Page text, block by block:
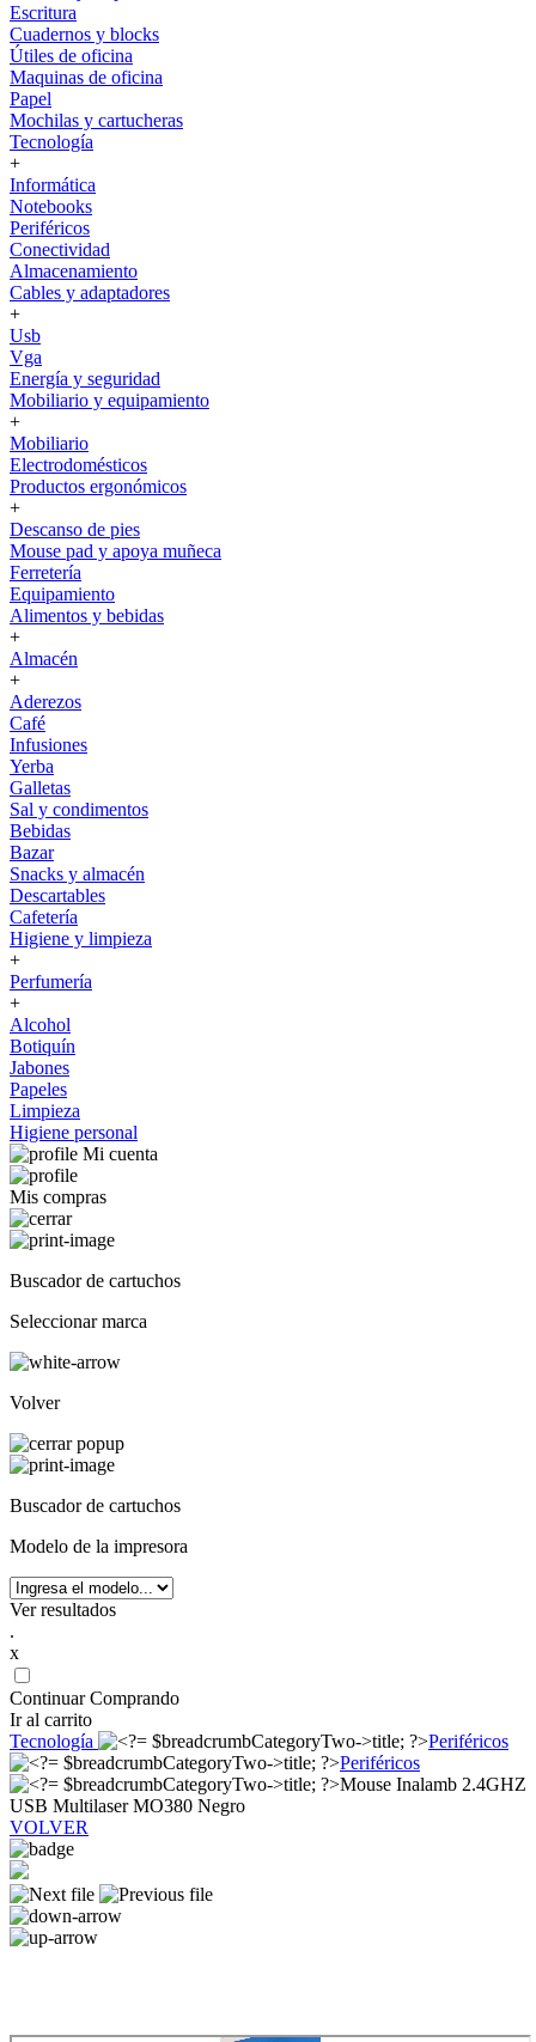
Escritura
Cuadernos y blocks
Útiles de oficina
Maquinas de oficina
Papel
Mochilas y cartucheras
Tecnología
+
Informática
Notebooks
Periféricos
Conectividad
Almacenamiento
Cables y adaptadores
+
Usb
Vga
Energía y seguridad
Mobiliario y equipamiento
+
Mobiliario
Electrodomésticos
Productos ergonómicos
+
Descanso de pies
Mouse pad y apoya muñeca
Ferretería
Equipamiento
Alimentos y bebidas
+
Almacén
+
Aderezos
Café
Infusiones
Yerba
Galletas
Sal y condimentos
Bebidas
Bazar
Snacks y almacén
Descartables
Cafetería
Higiene y limpieza
+
Perfumería
+
Alcohol
Botiquín
Jabones
Papeles
Limpieza
Higiene personal
Mi cuenta
Mis compras
Buscador de cartuchos
Seleccionar marca
Volver
Buscador de cartuchos
Modelo de la impresora
Ver resultados
.
x
Continuar Comprando
Ir al carrito
Tecnología
Periféricos
Periféricos
Mouse Inalamb 2.4GHZ
USB Multilaser MO380 Negro
VOLVER